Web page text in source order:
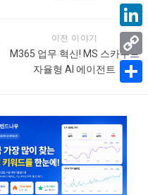
이전 이야기
M365 업무 혁신! MS 스카우트
자율형 AI 에이전트 Copy